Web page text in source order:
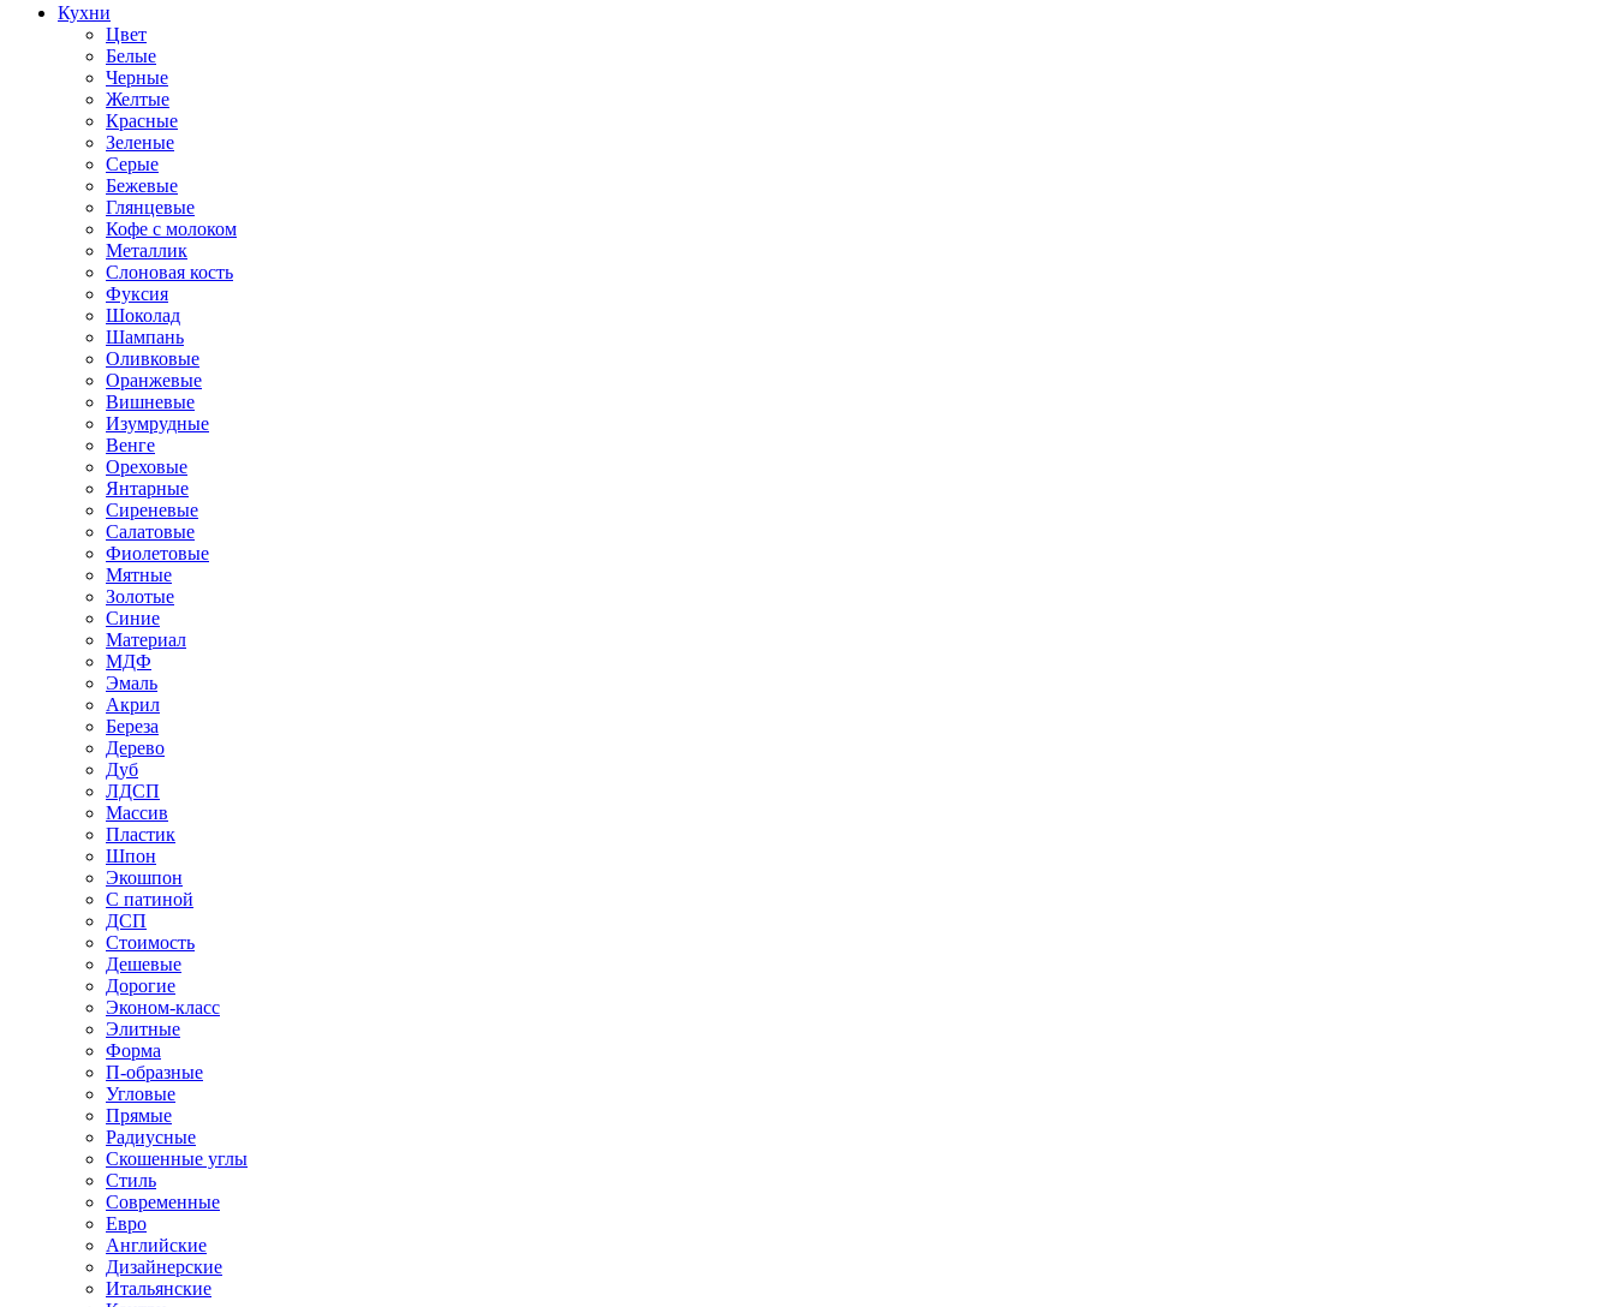
Кухни
Цвет
Белые
Черные
Желтые
Красные
Зеленые
Серые
Бежевые
Глянцевые
Кофе с молоком
Металлик
Слоновая кость
Фуксия
Шоколад
Шампань
Оливковые
Оранжевые
Вишневые
Изумрудные
Венге
Ореховые
Янтарные
Сиреневые
Салатовые
Фиолетовые
Мятные
Золотые
Синие
Материал
МДФ
Эмаль
Акрил
Береза
Дерево
Дуб
ЛДСП
Массив
Пластик
Шпон
Экошпон
С патиной
ДСП
Стоимость
Дешевые
Дорогие
Эконом-класс
Элитные
Форма
П-образные
Угловые
Прямые
Радиусные
Скошенные углы
Стиль
Современные
Евро
Английские
Дизайнерские
Итальянские